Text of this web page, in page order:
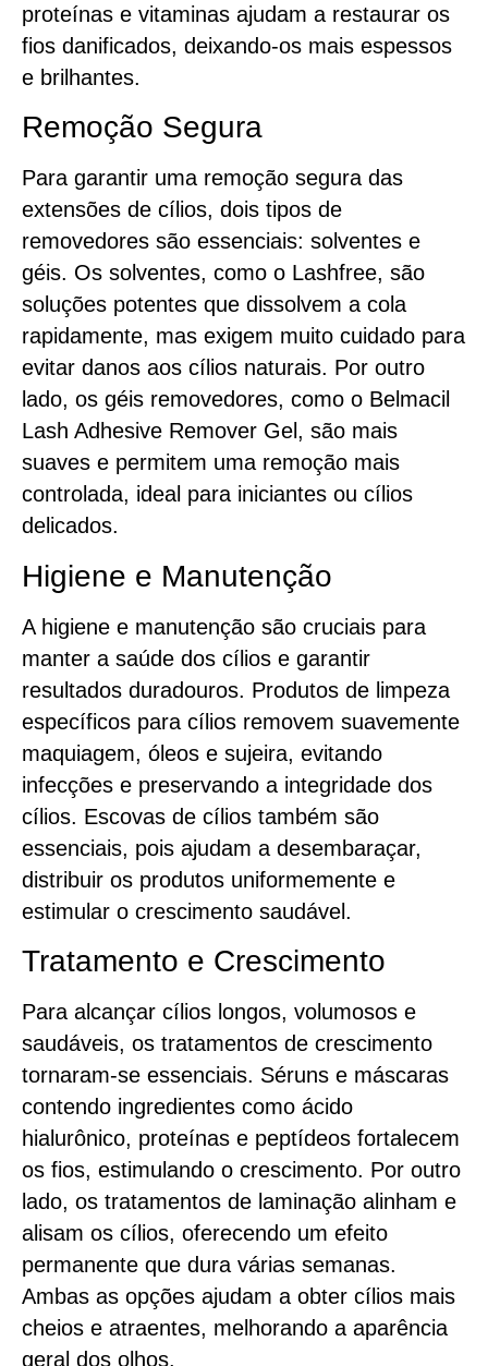
proteínas e vitaminas ajudam a restaurar os
fios danificados, deixando-os mais espessos
e brilhantes.
Remoção Segura
Para garantir uma remoção segura das
extensões de cílios, dois tipos de
removedores são essenciais: solventes e
géis. Os solventes, como o Lashfree, são
soluções potentes que dissolvem a cola
rapidamente, mas exigem muito cuidado para
evitar danos aos cílios naturais. Por outro
lado, os géis removedores, como o Belmacil
Lash Adhesive Remover Gel, são mais
suaves e permitem uma remoção mais
controlada, ideal para iniciantes ou cílios
delicados.
Higiene e Manutenção
A higiene e manutenção são cruciais para
manter a saúde dos cílios e garantir
resultados duradouros. Produtos de limpeza
específicos para cílios removem suavemente
maquiagem, óleos e sujeira, evitando
infecções e preservando a integridade dos
cílios. Escovas de cílios também são
essenciais, pois ajudam a desembaraçar,
distribuir os produtos uniformemente e
estimular o crescimento saudável.
Tratamento e Crescimento
Para alcançar cílios longos, volumosos e
saudáveis, os tratamentos de crescimento
tornaram-se essenciais. Séruns e máscaras
contendo ingredientes como ácido
hialurônico, proteínas e peptídeos fortalecem
os fios, estimulando o crescimento. Por outro
lado, os tratamentos de laminação alinham e
alisam os cílios, oferecendo um efeito
permanente que dura várias semanas.
Ambas as opções ajudam a obter cílios mais
cheios e atraentes, melhorando a aparência
geral dos olhos.